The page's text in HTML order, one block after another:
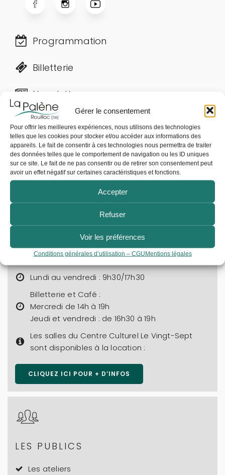
Gérer le consentement
Pour offrir les meilleures expériences, nous utilisons des technologies
telles que les cookies pour stocker et/ou accéder aux informations des
appareils. Le fait de consentir à ces technologies nous permettra de traiter
des données telles que le comportement de navigation ou les ID uniques
sur ce site. Le fait de ne pas consentir ou de retirer son consentement peut
avoir un effet négatif sur certaines caractéristiques et fonctions.
Accepter
Refuser
Voir les préférences
Conditions générales d’utilisation – CGUMentions légales
Programmation
Billetterie
Newsletter
INFOS PRATIQUES
139 bd d’Encamp, 16170 Rouillac
05 45 96 80 38​​
asso@lapalene.fr
Lundi au vendredi : 9h30/17h30
Billetterie et Café :
Mercredi de 14h à 19h
Jeudi et vendredi : de 16h30 à 19h
Les salles du Centre Culturel Le Vingt-Sept
sont disponibles à la location :
CLIQUEZ ICI POUR + D’INFOS
LES PUBLICS
Les ateliers